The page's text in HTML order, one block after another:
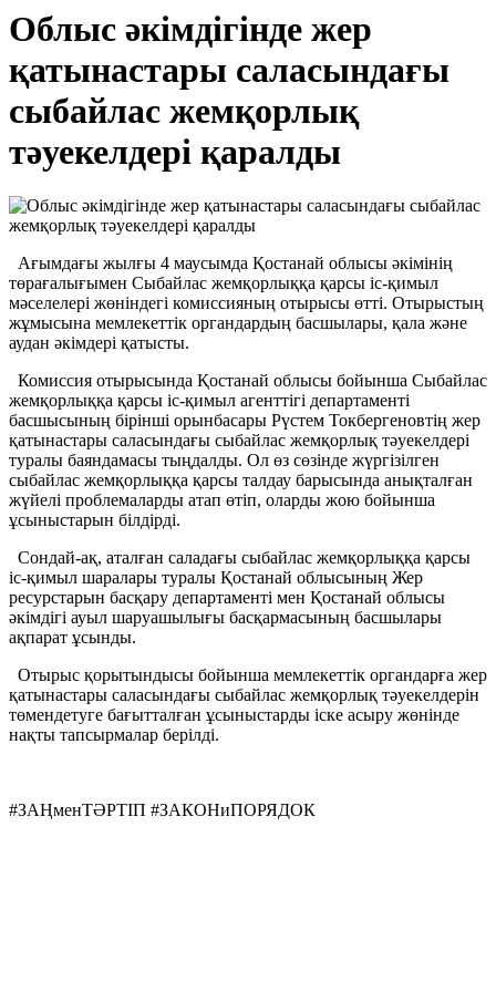
Облыс әкімдігінде жер
қатынастары саласындағы
сыбайлас жемқорлық
тәуекелдері қаралды
Ағымдағы жылғы 4 маусымда Қостанай облысы әкімінің
төрағалығымен Сыбайлас жемқорлыққа қарсы іс-қимыл
мәселелері жөніндегі комиссияның отырысы өтті. Отырыстың
жұмысына мемлекеттік органдардың басшылары, қала және
аудан әкімдері қатысты.
Комиссия отырысында Қостанай облысы бойынша Сыбайлас
жемқорлыққа қарсы іс-қимыл агенттігі департаменті
басшысының бірінші орынбасары Рүстем Токбергеновтің жер
қатынастары саласындағы сыбайлас жемқорлық тәуекелдері
туралы баяндамасы тыңдалды. Ол өз сөзінде жүргізілген
сыбайлас жемқорлыққа қарсы талдау барысында анықталған
жүйелі проблемаларды атап өтіп, оларды жою бойынша
ұсыныстарын білдірді.
Сондай-ақ, аталған саладағы сыбайлас жемқорлыққа қарсы
іс-қимыл шаралары туралы Қостанай облысының Жер
ресурстарын басқару департаменті мен Қостанай облысы
әкімдігі ауыл шаруашылығы басқармасының басшылары
ақпарат ұсынды.
Отырыс қорытындысы бойынша мемлекеттік органдарға жер
қатынастары саласындағы сыбайлас жемқорлық тәуекелдерін
төмендетуге бағытталған ұсыныстарды іске асыру жөнінде
нақты тапсырмалар берілді.
#ЗАҢменТӘРТІП #ЗАКОНиПОРЯДОК